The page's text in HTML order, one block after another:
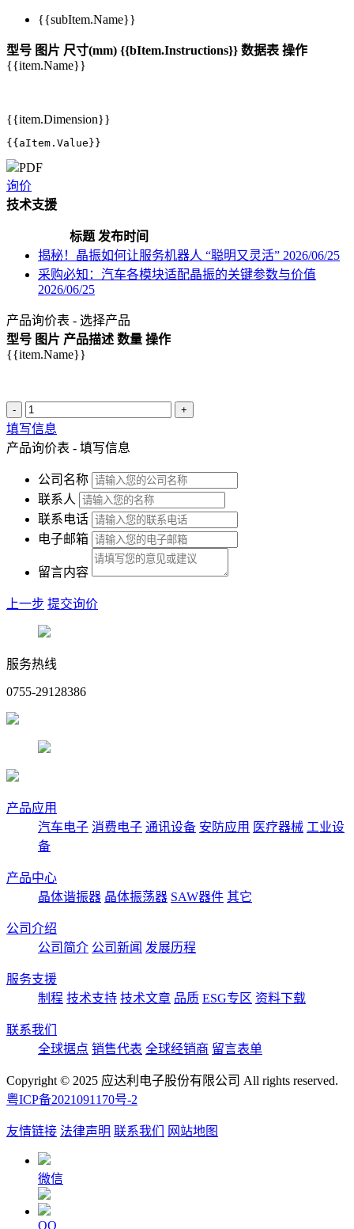
{{subItem.Name}}
型号 图片 尺寸(mm) {{bItem.Instructions}} 数据表 操作
{{item.Name}}
{{item.Dimension}}
{{aItem.Value}}
PDF
询价
技术支援
标题 发布时间
揭秘！晶振如何让服务机器人 “聪明又灵活” 2026/06/25
采购必知：汽车各模块适配晶振的关键参数与价值
2026/06/25
产品询价表 - 选择产品
型号 图片 产品描述 数量 操作
{{item.Name}}
- +
填写信息
产品询价表 - 填写信息
公司名称
联系人
联系电话
电子邮箱
留言内容
上一步 提交询价
服务热线
0755-29128386
产品应用
汽车电子 消费电子 通讯设备 安防应用 医疗器械 工业设
备
产品中心
晶体谐振器 晶体振荡器 SAW器件 其它
公司介绍
公司简介 公司新闻 发展历程
服务支援
制程 技术支持 技术文章 品质 ESG专区 资料下载
联系我们
全球据点 销售代表 全球经销商 留言表单
Copyright © 2025 应达利电子股份有限公司 All rights reserved.
粤ICP备2021091170号-2
友情链接 法律声明 联系我们 网站地图
微信
QQ